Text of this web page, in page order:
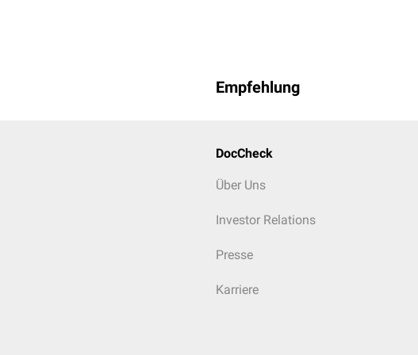
Empfehlung
DocCheck
Über Uns
Investor Relations
Presse
Karriere